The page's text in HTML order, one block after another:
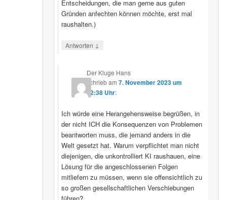
Entscheidungen, die man gerne aus guten
Gründen anfechten können möchte, erst mal
raushalten.)
Antworten ↓
Der Kluge Hans
schriebam7. November 2023 um
22:38 Uhr:
Ich würde eine Herangehensweise begrüßen, in
der nicht ICH die Konsequenzen von Problemen
beantworten muss, die jemand anders in die
Welt gesetzt hat. Warum verpflichtet man nicht
diejenigen, die unkontrolliert KI raushauen, eine
Lösung für die angeschlossenen Folgen
mitliefern zu müssen, wenn sie offensichtlich zu
so großen gesellschaftlichen Verschiebungen